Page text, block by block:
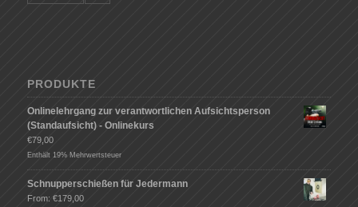
PRODUKTE
Onlinelehrgang zur verantwortlichen Aufsichtsperson
(Standaufsicht) - Onlinekurs
€79,00
Enthält 19% Mehrwertsteuer
Schnupperschießen für Jedermann
From: €179,00